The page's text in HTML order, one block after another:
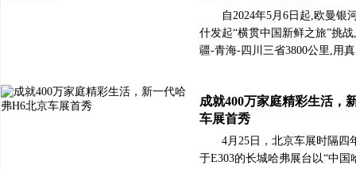
自2024年5月6日起,欧曼银
什发起“横贯中国新鲜之旅”挑
疆-青海-四川三省3800公里,用
成就400万家庭精彩生活，
车展首秀
4月25日，北京车展时隔四
于E303的长城哈弗展台以“中国